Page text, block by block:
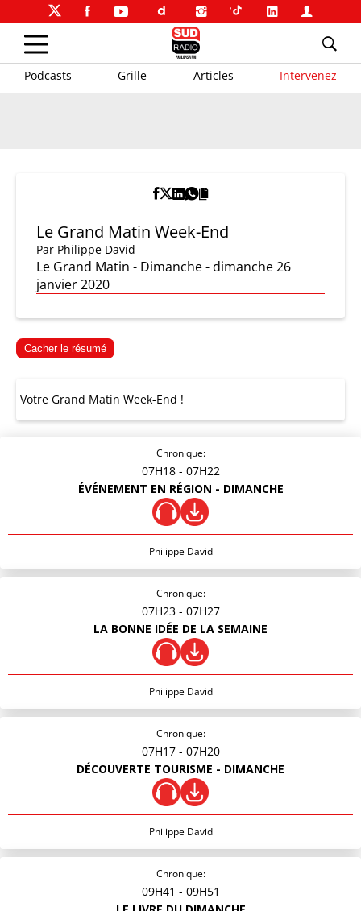
Podcasts Grille Articles Intervenez
Le Grand Matin Week-End
Par Philippe David
Le Grand Matin - Dimanche - dimanche 26
janvier 2020
Cacher le résumé
Votre Grand Matin Week-End !
Chronique:
07H18 - 07H22
ÉVÉNEMENT EN RÉGION - DIMANCHE
Philippe David
Chronique:
07H23 - 07H27
LA BONNE IDÉE DE LA SEMAINE
Philippe David
Chronique:
07H17 - 07H20
DÉCOUVERTE TOURISME - DIMANCHE
Philippe David
Chronique:
09H41 - 09H51